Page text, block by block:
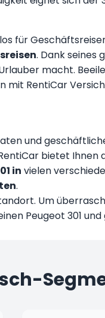
für
. Dank seines
macht.
mit RentiCar
und
bietet Ihnen
in vielen
.
Um
Peugeot 301